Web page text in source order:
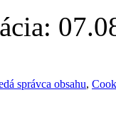
správca obsahu,